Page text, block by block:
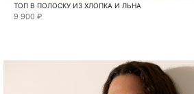
ТОП В ПОЛОСКУ ИЗ ХЛОПКА И ЛЬНА
9 900 ₽